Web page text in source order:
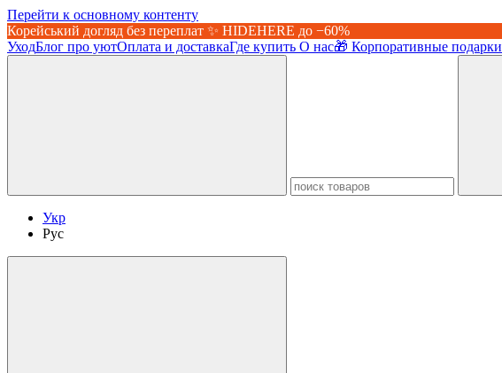
Перейти к основному контенту
Корейський догляд без переплат ✨ HIDEHERE до −60%
УходБлог про уютОплата и доставкаГде купить О нас🎁 Корпоративные подарки
Укр
Рус